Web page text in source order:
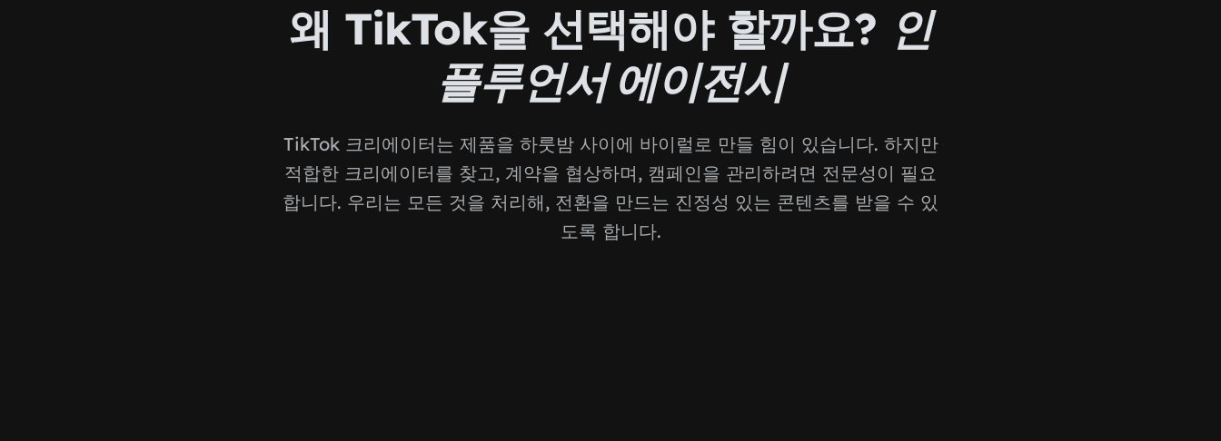
왜 TikTok을 선택해야 할까요? 인
플루언서 에이전시
TikTok 크리에이터는 제품을 하룻밤 사이에 바이럴로 만들 힘이 있습니다. 하지만
적합한 크리에이터를 찾고, 계약을 협상하며, 캠페인을 관리하려면 전문성이 필요
합니다. 우리는 모든 것을 처리해, 전환을 만드는 진정성 있는 콘텐츠를 받을 수 있
도록 합니다.